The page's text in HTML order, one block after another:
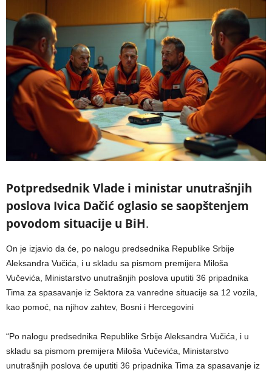
Potpredsednik Vlade i ministar unutrašnjih
poslova Ivica Dačić oglasio se saopštenjem
povodom situacije u BiH.
On je izjavio da će, po nalogu predsednika Republike Srbije
Aleksandra Vučića, i u skladu sa pismom premijera Miloša
Vučevića, Ministarstvo unutrašnjih poslova uputiti 36 pripadnika
Tima za spasavanje iz Sektora za vanredne situacije sa 12 vozila,
kao pomoć, na njihov zahtev, Bosni i Hercegovini
“Po nalogu predsednika Republike Srbije Aleksandra Vučića, i u
skladu sa pismom premijera Miloša Vučevića, Ministarstvo
unutrašnjih poslova će uputiti 36 pripadnika Tima za spasavanje iz